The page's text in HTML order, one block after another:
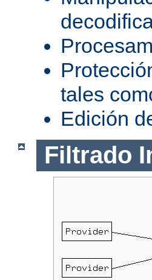
tales
Edición
Filtrado